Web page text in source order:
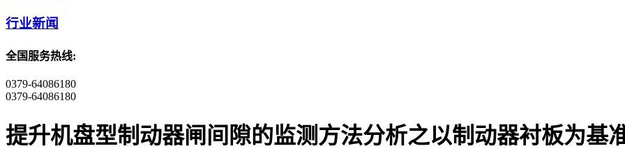
行业新闻
全国服务热线:
0379-64086180
0379-64086180
提升机盘型制动器闸间隙的监测方法分析之以制动器衬板为基